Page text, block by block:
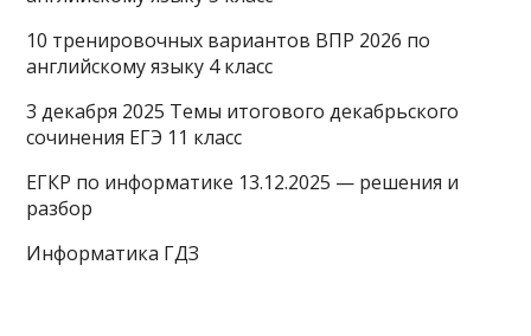
10 тренировочных вариантов ВПР 2026 по
английскому языку 4 класс
3 декабря 2025 Темы итогового декабрьского
сочинения ЕГЭ 11 класс
ЕГКР по информатике 13.12.2025 — решения и
разбор
Информатика ГДЗ